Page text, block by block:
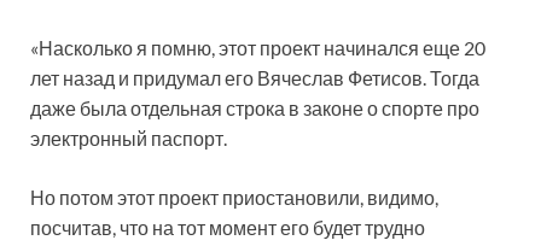
«Насколько я помню, этот проект начинался еще 20
лет назад и придумал его Вячеслав Фетисов. Тогда
даже была отдельная строка в законе о спорте про
электронный паспорт.
Но потом этот проект приостановили, видимо,
посчитав, что на тот момент его будет трудно